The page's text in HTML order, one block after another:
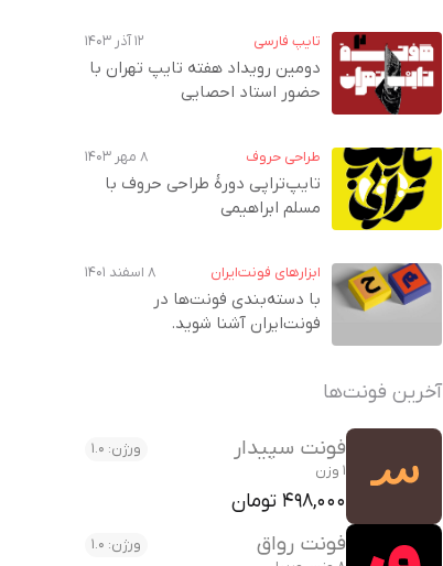
تایپ فارسی ۱۲ آذر ۱۴۰۳
دومین رویداد هفته‌ تایپ تهران با
حضور استاد احصایی
طراحی حروف ۸ مهر ۱۴۰۳
تایپ‌تراپی دورهٔ طراحی حروف با
مسلم ابراهیمی
ابزارهای فونت‌ایران ۸ اسفند ۱۴۰۱
با دسته‌بندی فونت‌ها در
فونت‌ایران آشنا شوید.
آخرین فونت‌ها
فونت سپیدار
ورژن: 1.0
1 وزن
498,000 تومان
فونت رواق
ورژن: 1.0